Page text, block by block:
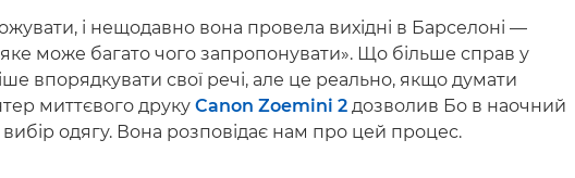
і нещодавно вона провела вихідні в Барселоні —
яке може багато чого запропонувати». Що більше справ у
впорядкувати свої речі, але це реально, якщо думати
миттєвого друку Canon Zoemini 2 дозволив Бо в наочний
одягу. Вона розповідає нам про цей процес.